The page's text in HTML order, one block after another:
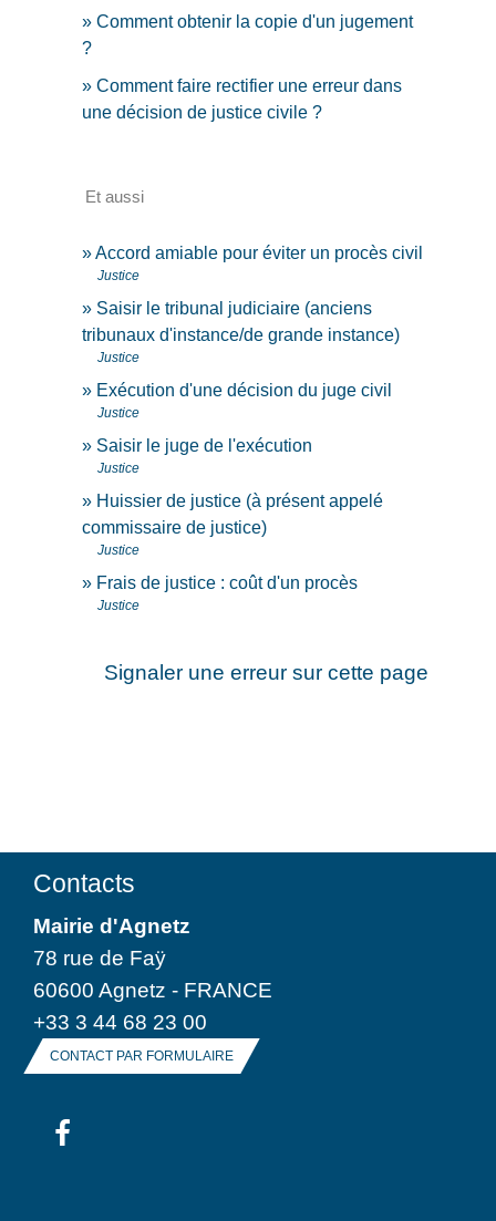
Comment obtenir la copie d'un jugement
?
Comment faire rectifier une erreur dans
une décision de justice civile ?
Et aussi
Accord amiable pour éviter un procès civil
Justice
Saisir le tribunal judiciaire (anciens
tribunaux d'instance/de grande instance)
Justice
Exécution d'une décision du juge civil
Justice
Saisir le juge de l'exécution
Justice
Huissier de justice (à présent appelé
commissaire de justice)
Justice
Frais de justice : coût d'un procès
Justice
Signaler une erreur sur cette page
Contacts
Mairie d'Agnetz
78 rue de Faÿ
60600 Agnetz - FRANCE
+33 3 44 68 23 00
CONTACT PAR FORMULAIRE